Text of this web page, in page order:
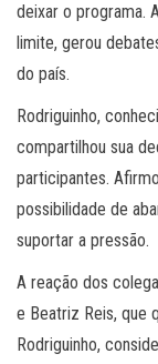
deixar o programa.
limite, gerou
do país.
Rodriguinho,
compartilhou sua
participantes.
possibilidade de
suportar a pressão.
A reação dos
e Beatriz Reis, que
Rodriguinho,